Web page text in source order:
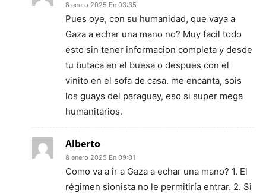
8 enero 2025 En 03:35
Pues oye, con su humanidad, que vaya a
Gaza a echar una mano no? Muy facil todo
esto sin tener informacion completa y desde
tu butaca en el buesa o despues con el
vinito en el sofa de casa. me encanta, sois
los guays del paraguay, eso si super mega
humanitarios.
Alberto
8 enero 2025 En 09:01
Como va a ir a Gaza a echar una mano? 1. El
régimen sionista no le permitiría entrar. 2. Si